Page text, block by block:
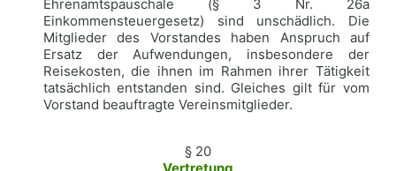
Ehrenamtspauschale (§ 3 Nr. 26a
Einkommensteuergesetz) sind unschädlich. Die
Mitglieder des Vorstandes haben Anspruch auf
Ersatz der Aufwendungen, insbesondere der
Reisekosten, die ihnen im Rahmen ihrer Tätigkeit
tatsächlich entstanden sind. Gleiches gilt für vom
Vorstand beauftragte Vereinsmitglieder.
§ 20